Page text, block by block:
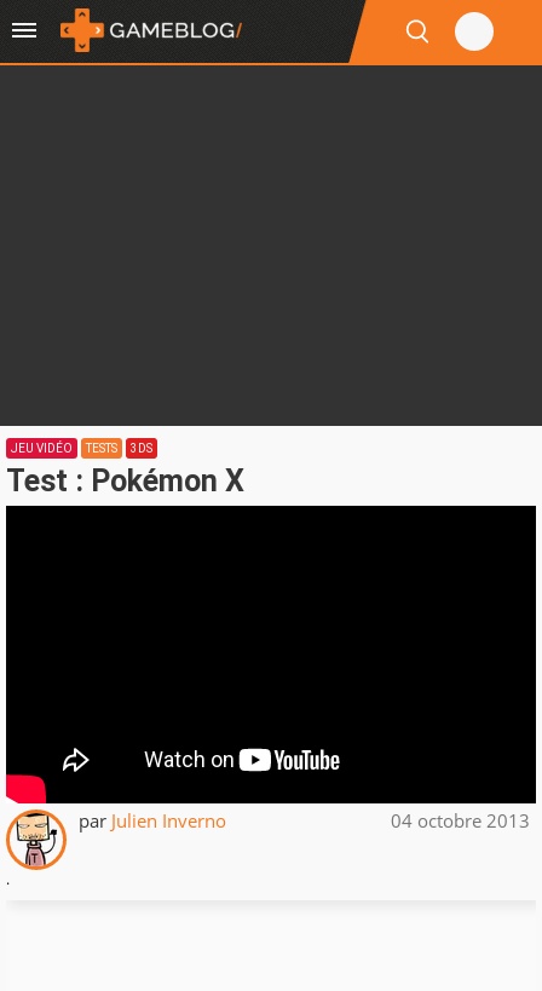
JEU VIDÉO TESTS 3DS
Test : Pokémon X
par Julien Inverno 04 octobre 2013
.